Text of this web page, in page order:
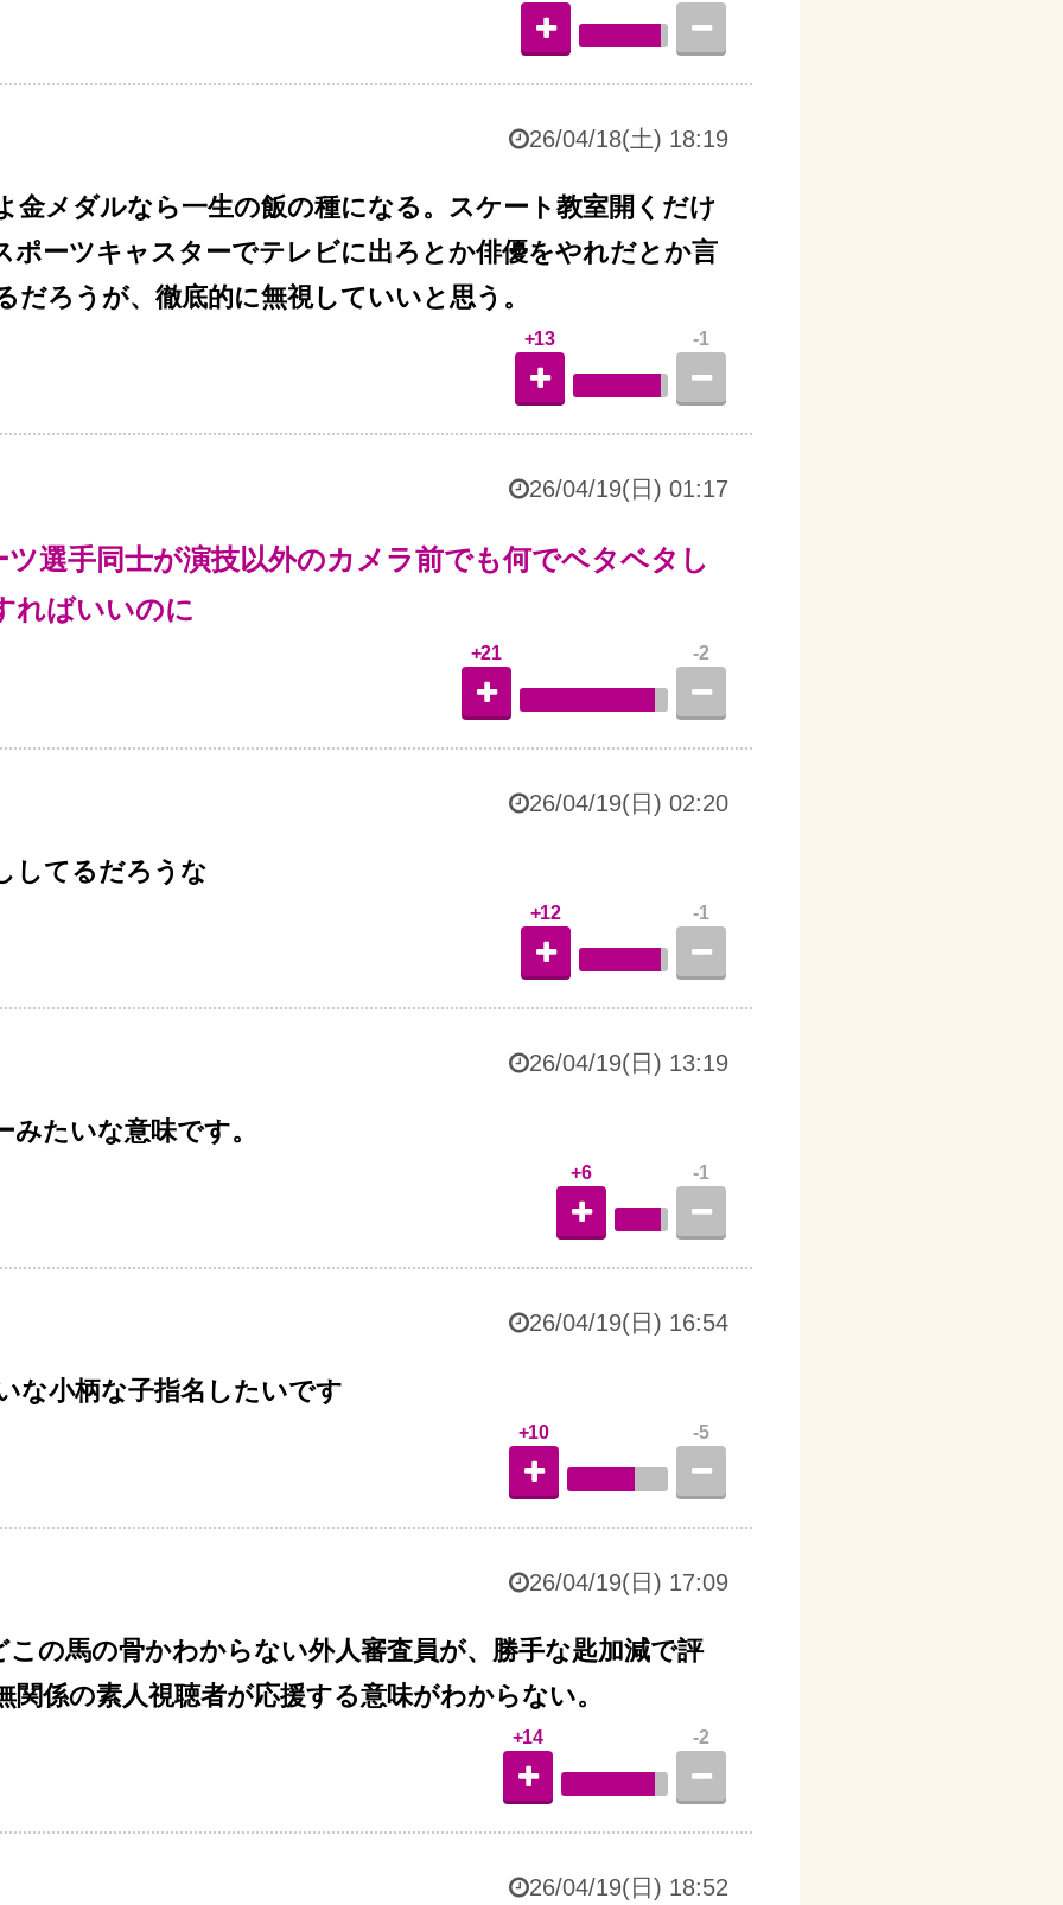
26/04/18(土) 18:19
金メダルなら一生の飯の種になる。スケート教室開くだけ
ポーツキャスターでテレビに出ろとか俳優をやれだとか言
だろうが、徹底的に無視していいと思う。
-1
+13
26/04/19(日) 01:17
選手同士が演技以外のカメラ前でも何でベタベタし
ればいいのに
-2
+21
26/04/19(日) 02:20
してるだろうな
-1
+12
26/04/19(日) 13:19
たいな意味です。
-1
+6
26/04/19(日) 16:54
な小柄な子指名したいです
-5
+10
26/04/19(日) 17:09
この馬の骨かわからない外人審査員が、勝手な匙加減で評
関係の素人視聴者が応援する意味がわからない。
-2
+14
26/04/19(日) 18:52